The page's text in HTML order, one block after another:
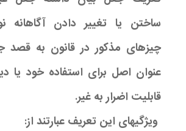
ساختن یا تغییر دادن آگاهانه
چیزهای مذکور در قانون به قصد
عنوان اصل برای استفاده خود یا
قابلیت اضرار به غیر.
ویژگیهای این تعریف عبارتند از: